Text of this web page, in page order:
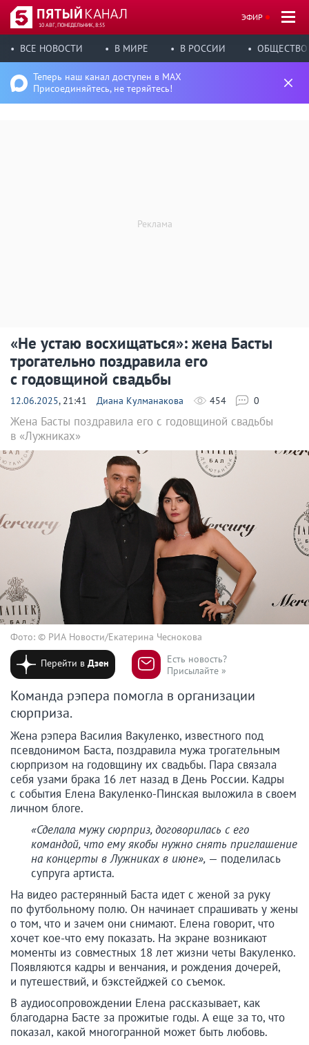
10 АВГ, ПОНЕДЕЛЬНИК, 8:55
ЭФИР
ВСЕ НОВОСТИ В МИРЕ В РОССИИ ОБЩЕСТВО
Теперь наш канал доступен в MAX
Присоединяйтесь, не теряйтесь!
«Не устаю восхищаться»: жена Басты
трогательно поздравила его
с годовщиной свадьбы
12.06.2025, 21:41 Диана Кулманакова 454 0
Жена Басты поздравила его с годовщиной свадьбы
в «Лужниках»
Фото: © РИА Новости/Екатерина Чеснокова
Перейти вДзен
Есть новость?
Присылайте »
Команда рэпера помогла в организации
сюрприза.
Жена рэпера Василия Вакуленко, известного под
псевдонимом Баста, поздравила мужа трогательным
сюрпризом на годовщину их свадьбы. Пара связала
себя узами брака 16 лет назад в День России. Кадры
с события Елена Вакуленко-Пинская выложила в своем
личном блоге.
«Сделала мужу сюрприз, договорилась с его
командой, что ему якобы нужно снять приглашение
на концерты в Лужниках в июне», — поделилась
супруга артиста.
На видео растерянный Баста идет с женой за руку
по футбольному полю. Он начинает спрашивать у жены
о том, что и зачем они снимают. Елена говорит, что
хочет кое-что ему показать. На экране возникают
моменты из совместных 18 лет жизни четы Вакуленко.
Появляются кадры и венчания, и рождения дочерей,
и путешествий, и бэкстейджей со съемок.
В аудиосопровождении Елена рассказывает, как
благодарна Басте за прожитые годы. А еще за то, что
показал, какой многогранной может быть любовь.